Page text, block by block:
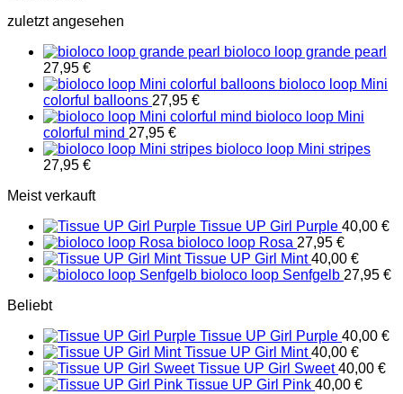
zuletzt angesehen
bioloco loop grande pearl
27,95 €
bioloco loop Mini
colorful balloons 27,95 €
bioloco loop Mini
colorful mind 27,95 €
bioloco loop Mini stripes
27,95 €
Meist verkauft
Tissue UP Girl Purple 40,00 €
bioloco loop Rosa 27,95 €
Tissue UP Girl Mint 40,00 €
bioloco loop Senfgelb 27,95 €
Beliebt
Tissue UP Girl Purple 40,00 €
Tissue UP Girl Mint 40,00 €
Tissue UP Girl Sweet 40,00 €
Tissue UP Girl Pink 40,00 €